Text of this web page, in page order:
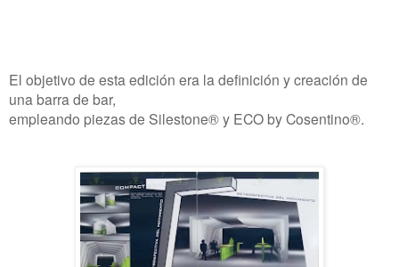
El objetivo de esta edición era la definición y creación de
una barra de bar,
empleando piezas de Silestone® y ECO by Cosentino®.